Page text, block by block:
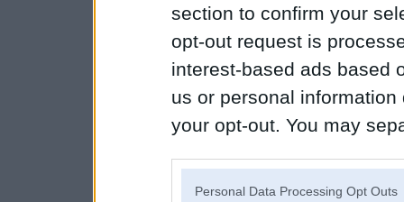
section to confirm your
opt-out request is
interest-based ads based
us or personal
your opt-out. You may
Personal Data Processing Opt Outs